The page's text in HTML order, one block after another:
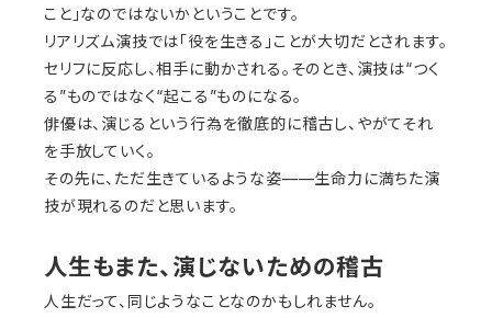
こと」なのではないかということです。
リアリズム演技では「役を生きる」ことが大切だとされます。
セリフに反応し、相手に動かされる。そのとき、演技は“つく
る”ものではなく“起こる”ものになる。
俳優は、演じるという行為を徹底的に稽古し、やがてそれ
を手放していく。
その先に、ただ生きているような姿——生命力に満ちた演
技が現れるのだと思います。
人生もまた、演じないための稽古
人生だって、同じようなことなのかもしれません。